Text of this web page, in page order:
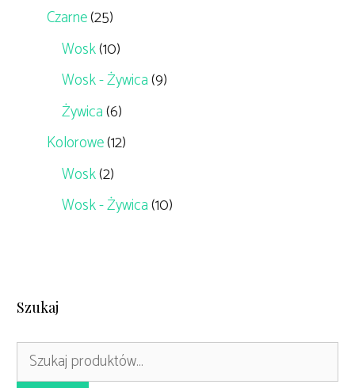
Czarne(25)
Wosk(10)
Wosk - Żywica(9)
Żywica(6)
Kolorowe(12)
Wosk(2)
Wosk - Żywica(10)
Szukaj
Szukaj: